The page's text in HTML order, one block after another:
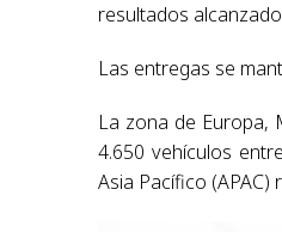
resultados
Las entregas se
La zona de Europa,
4.650 vehículos
Asia Pacífico